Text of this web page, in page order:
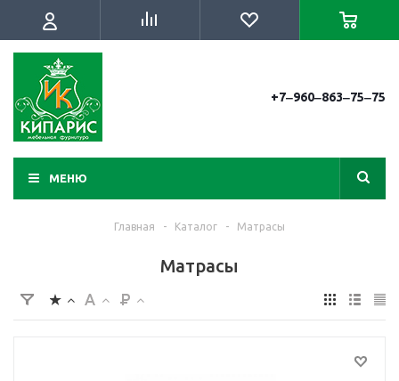
+7‒960‒863‒75‒75
МЕНЮ
Главная - Каталог - Матрасы
Матрасы